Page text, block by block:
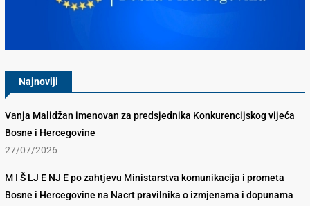
Najnoviji
Vanja Malidžan imenovan za predsjednika Konkurencijskog vijeća
Bosne i Hercegovine
27/07/2026
M I Š LJ E NJ E po zahtjevu Ministarstva komunikacija i prometa
Bosne i Hercegovine na Nacrt pravilnika o izmjenama i dopunama